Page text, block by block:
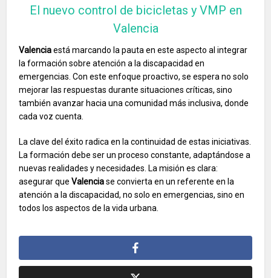
El nuevo control de bicicletas y VMP en
Valencia
Valenciaestá marcando la pauta en este aspecto al integrar
la formación sobre atención a la discapacidad en
emergencias. Con este enfoque proactivo, se espera no solo
mejorar las respuestas durante situaciones críticas, sino
también avanzar hacia una comunidad más inclusiva, donde
cada voz cuenta.
La clave del éxito radica en la continuidad de estas iniciativas.
La formación debe ser un proceso constante, adaptándose a
nuevas realidades y necesidades. La misión es clara:
asegurar queValenciase convierta en un referente en la
atención a la discapacidad, no solo en emergencias, sino en
todos los aspectos de la vida urbana.